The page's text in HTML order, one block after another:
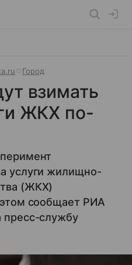
Город
взимать
ЖКХ по-
услуги жилищно-
(ЖКХ)
этом сообщает РИА
пресс-службу